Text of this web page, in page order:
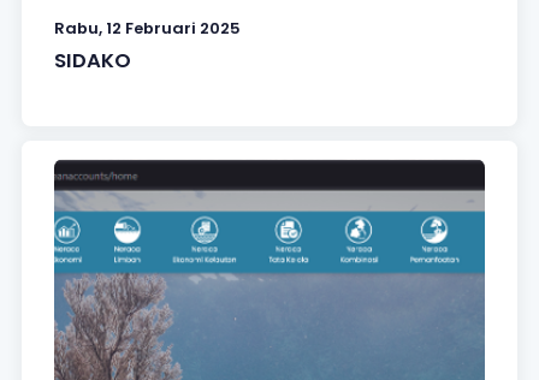
Rabu, 12 Februari 2025
SIDAKO